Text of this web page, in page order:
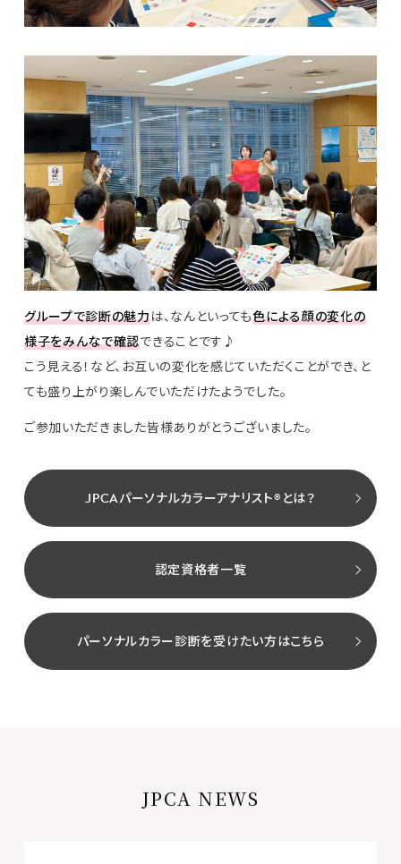
グループで診断の魅力は、なんといっても色による顔の変化の
様子をみんなで確認できることです♪
こう見える！など、お互いの変化を感じていただくことができ、と
ても盛り上がり楽しんでいただけたようでした。
ご参加いただきました皆様ありがとうございました。
JPCAパーソナルカラーアナリスト®とは？
認定資格者一覧
パーソナルカラー診断を受けたい方はこちら
JPCA NEWS